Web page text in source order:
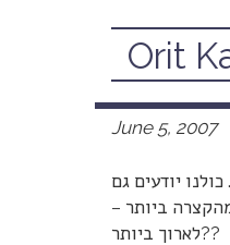
Orit
June 5, 2007
יודעים גם
ביותר –
לארוך ביותר??